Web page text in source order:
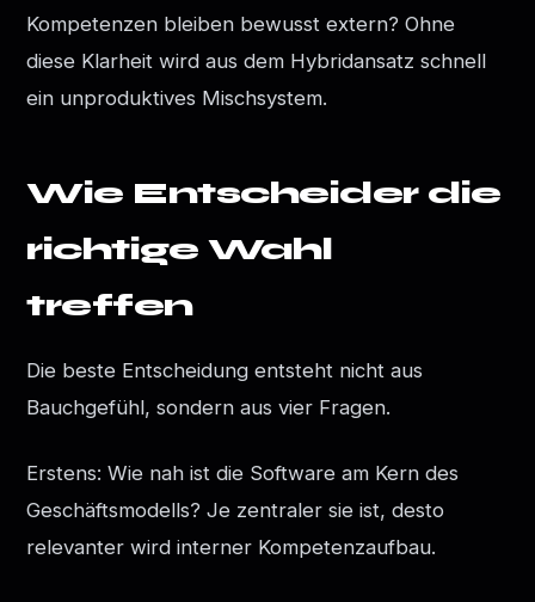
Kompetenzen bleiben bewusst extern? Ohne
diese Klarheit wird aus dem Hybridansatz schnell
ein unproduktives Mischsystem.
Wie Entscheider die
richtige Wahl
treffen
Die beste Entscheidung entsteht nicht aus
Bauchgefühl, sondern aus vier Fragen.
Erstens: Wie nah ist die Software am Kern des
Geschäftsmodells? Je zentraler sie ist, desto
relevanter wird interner Kompetenzaufbau.